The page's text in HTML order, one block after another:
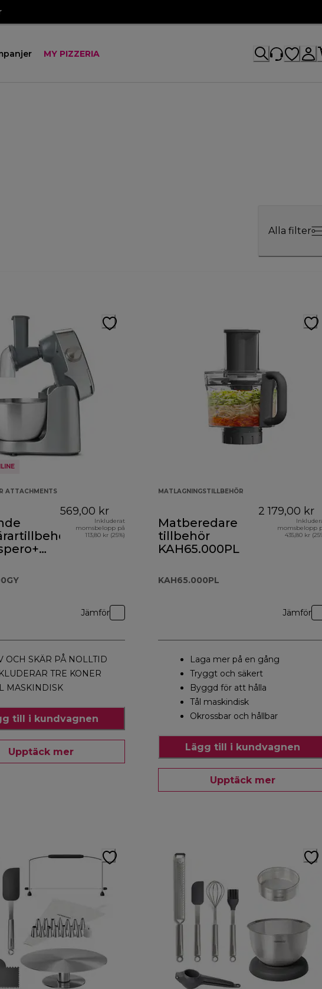
MY PIZZERIA
Alla filter
ATTACHMENTS
569,00 kr
Inkluderat
momsbelopp på
113,80 kr (25%)
Jämför
OCH SKÄR PÅ NOLLTID
TRE KONER
MASKINDISK
till i kundvagnen
Upptäck mer
MATLAGNINGSTILLBEHÖR
Matberedare
tillbehör
KAH65.000PL
KAH65.000PL
2 179,00 kr
momsbelopp
435,80 kr
Jämför
Laga mer på en gång
Tryggt och säkert
Byggd för att hålla
Tål maskindisk
Okrossbar och hållbar
Lägg till i kundvagnen
Upptäck mer